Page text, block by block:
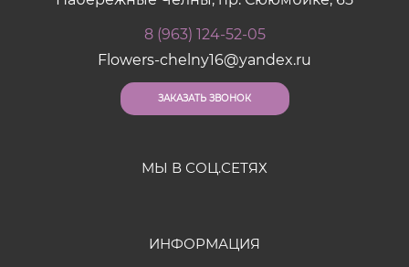
8 (963) 124-52-05
Flowers-chelny16@yandex.ru
ЗАКАЗАТЬ ЗВОНОК
МЫ В СОЦ.СЕТЯХ
ИНФОРМАЦИЯ